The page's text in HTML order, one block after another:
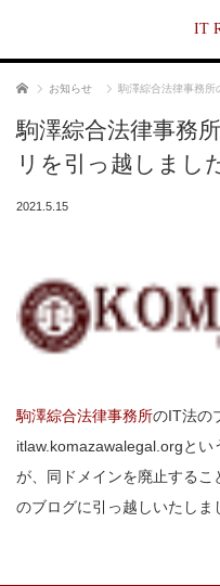
IT
ホーム お知らせ 駒澤綜合法律事務所
駒澤綜合法律事務
リを引っ越しまし
2021.5.15
駒澤綜合法律事務所のIT法の
itlaw.komazawalegal.orgとい
が、同ドメインを廃止する
のブログに引っ越しいたしま